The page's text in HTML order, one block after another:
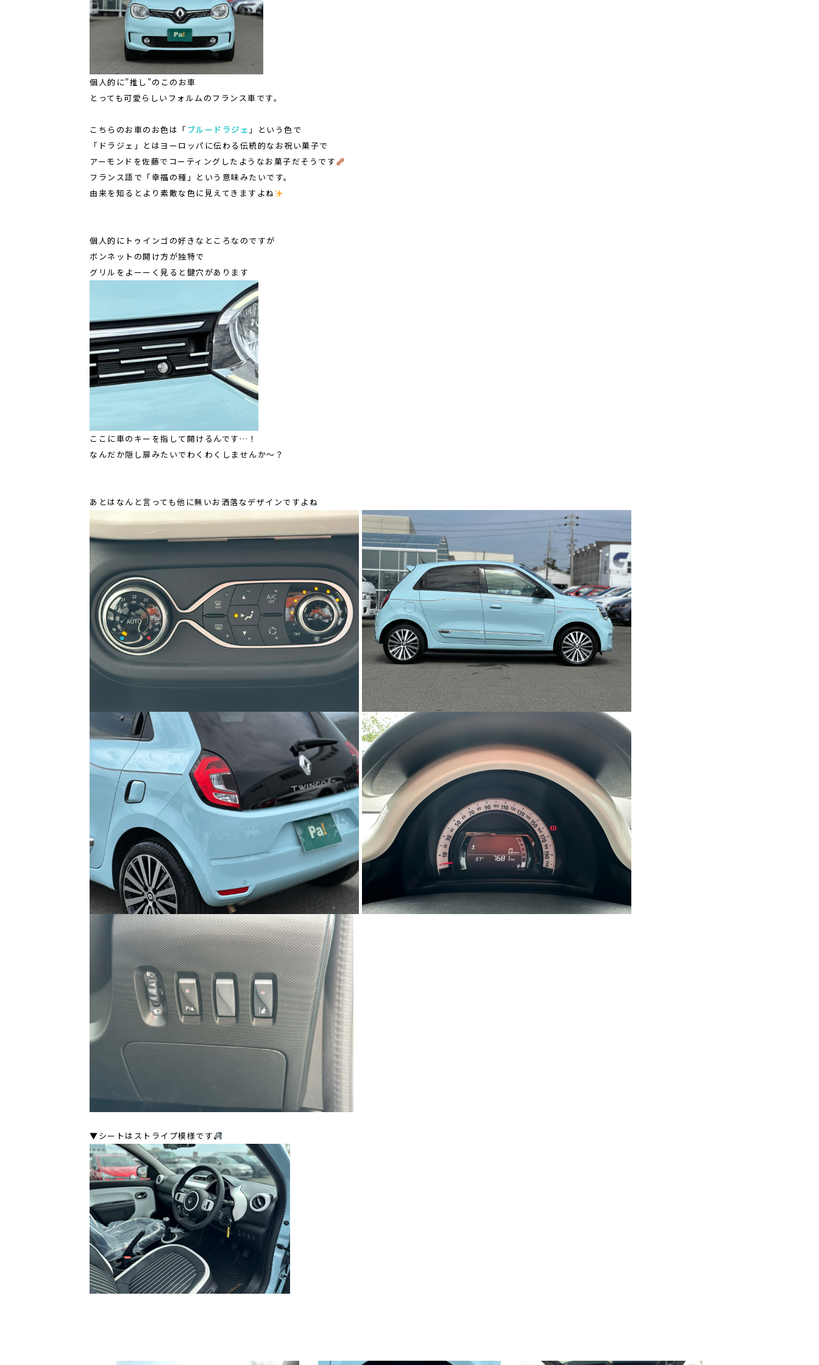
個人的に”推し”のこのお車
とっても可愛らしいフォルムのフランス車です。
こちらのお車のお色は「ブルードラジェ 」という色で
「ドラジェ」とはヨーロッパに伝わる伝統的なお祝い菓子で
アーモンドを佐藤でコーティングしたようなお菓子だそうです
フランス語で「幸福の種」という意味みたいです。
由来を知るとより素敵な色に見えてきますよね
個人的にトゥインゴの好きなところなのですが
ボンネットの開け方が独特で
グリルをよーーく見ると鍵穴があります
ここに車のキーを指して開けるんです…！
なんだか隠し扉みたいでわくわくしませんか～？
あとはなんと言っても他に無いお洒落なデザインですよね
▼シートはストライプ模様です